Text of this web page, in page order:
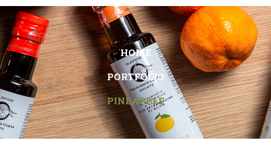
HOME
/
PORTFOLIO
/
PINEAPPLE